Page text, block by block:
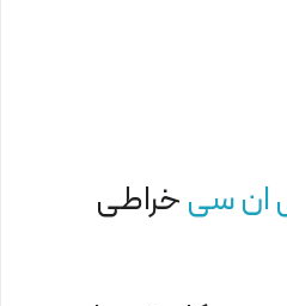
ان سیخراطی